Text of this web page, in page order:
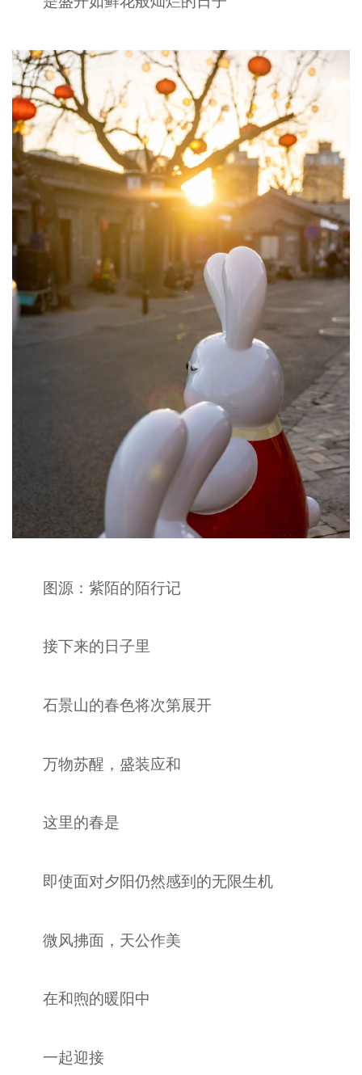
图源：紫陌的陌行记
接下来的日子里
石景山的春色将次第展开
万物苏醒，盛装应和
这里的春是
即使面对夕阳仍然感到的无限生机
微风拂面，天公作美
在和煦的暖阳中
一起迎接